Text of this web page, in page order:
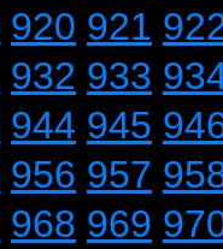
920 921
932 933
944 945
956 957
968 969